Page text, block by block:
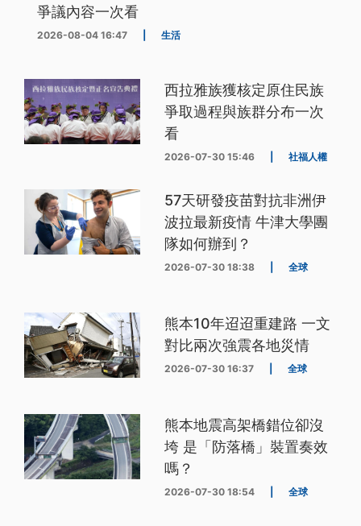
爭議內容一次看
2026-08-04 16:47 生活
西拉雅族獲核定原住民族
爭取過程與族群分布一次
看
2026-07-30 15:46 社福人權
57天研發疫苗對抗非洲伊
波拉最新疫情 牛津大學團
隊如何辦到？
2026-07-30 18:38 全球
熊本10年迢迢重建路 一文
對比兩次強震各地災情
2026-07-30 16:37 全球
熊本地震高架橋錯位卻沒
垮 是「防落橋」裝置奏效
嗎？
2026-07-30 18:54 全球